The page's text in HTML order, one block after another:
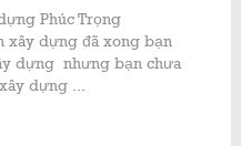
Phúc Trọng
xây dựng đã xong bạn
dựng nhưng bạn chưa
dựng ...